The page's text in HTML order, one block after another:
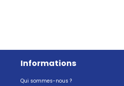
Informations
Qui sommes-nous ?